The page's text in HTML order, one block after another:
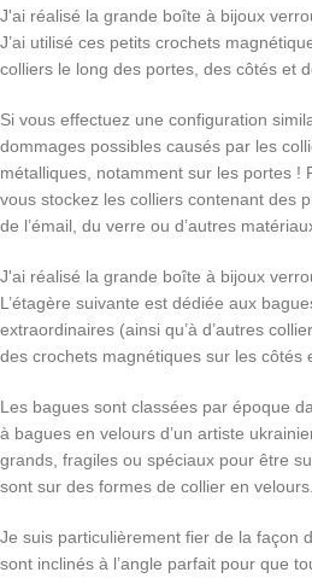
J'ai réalisé la grande boîte à bijoux
J’ai utilisé ces petits crochets
colliers le long des portes, des côtés et
Si vous effectuez une configuration
dommages possibles causés par les
métalliques, notamment sur les portes !
vous stockez les colliers contenant des
de l’émail, du verre ou d’autres
J'ai réalisé la grande boîte à bijoux
L’étagère suivante est dédiée aux
extraordinaires (ainsi qu’à d’autres
des crochets magnétiques sur les côtés
Les bagues sont classées par époque
à bagues en velours d’un artiste
grands, fragiles ou spéciaux pour être
sont sur des formes de collier en velours.
Je suis particulièrement fier de la façon
sont inclinés à l’angle parfait pour que